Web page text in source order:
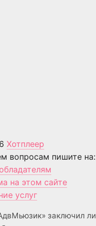
Хотплеер
вопросам пишите на:
на этом сайте
услуг
заключил